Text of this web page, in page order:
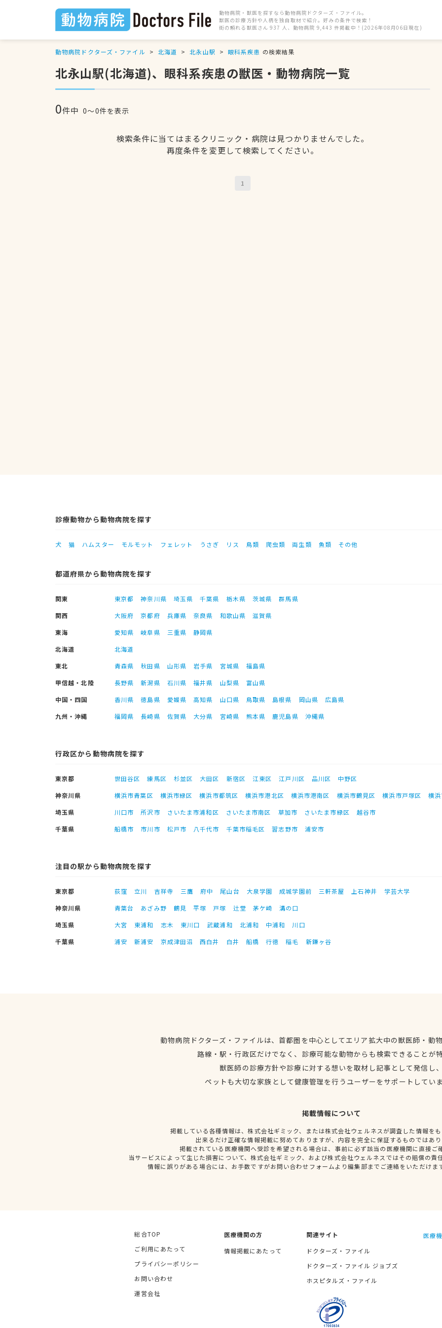
動物病院・獣医を探すなら動物病院ドクターズ・ファイル。
獣医の診療方針や人柄を独自取材で紹介。好みの条件で検索！
街の頼れる獣医さん 937 人、動物病院 9,443 件掲載中！(2026年08月06日現在)
動物病院ドクターズ・ファイル 北海道 北永山駅 眼科系疾患 の検索結果
北永山駅(北海道)、眼科系疾患の獣医・動物病院一覧
0件中 0〜0件を表示
検索条件に当てはまるクリニック・病院は見つかりませんでした。
再度条件を変更して検索してください。
1
診療動物から動物病院を探す
犬 猫 ハムスター モルモット フェレット うさぎ リス 鳥類 爬虫類 両生類 魚類 その他
都道府県から動物病院を探す
関東 東京都 神奈川県 埼玉県 千葉県 栃木県 茨城県
群馬県
関西
大阪府 京都府 兵庫県 奈良県 和歌山県
滋賀県
東海
愛知県 岐阜県 三重県
静岡県
北海道
北海道
東北
青森県 秋田県 山形県 岩手県 宮城県
福島県
甲信越・北陸
長野県 新潟県 石川県 福井県 山梨県
富山県
中国・四国
香川県 徳島県 愛媛県 高知県 山口県 鳥取県 島根県 岡山県
広島県
九州・沖縄
福岡県 長崎県 佐賀県 大分県 宮崎県 熊本県 鹿児島県 沖縄県
行政区から動物病院を探す
東京都 世田谷区 練馬区 杉並区 大田区 新宿区 江東区 江戸川区 品川区
中野区
神奈川県
横浜市青葉区 横浜市緑区 横浜市都筑区 横浜市港北区 横浜市港南区 横浜市鶴見区 横浜市戸塚区
横
埼玉県
川口市 所沢市 さいたま市浦和区 さいたま市南区 草加市 さいたま市緑区
越谷市
千葉県
船橋市 市川市 松戸市 八千代市 千葉市稲毛区 習志野市 浦安市
注目の駅から動物病院を探す
東京都 荻窪 立川 吉祥寺 三鷹 府中 尾山台 大泉学園 成城学園前 三軒茶屋 上石神井
学芸大学
神奈川県
青葉台 あざみ野 鶴見 平塚 戸塚 辻堂 茅ケ崎
溝の口
埼玉県
大宮 東浦和 志木 東川口 武蔵浦和 北浦和 中浦和
川口
千葉県
浦安 新浦安 京成津田沼 西白井 白井 船橋 行徳 稲毛 新鎌ヶ谷
動物病院ドクターズ・ファイルは、首都圏を中心としてエリア拡大中の獣医師・動
路線・駅・行政区だけでなく、診療可能な動物からも検索できることが
獣医師の診療方針や診療に対する想いを取材し記事として発信し
ペットも大切な家族として健康管理を行うユーザーをサポートしてい
掲載情報について
掲載している各種情報は、株式会社ギミック、または株式会社ウェルネスが調査した情報を
出来るだけ正確な情報掲載に努めておりますが、内容を完全に保証するものではあ
掲載されている医療機関へ受診を希望される場合は、事前に必ず該当の医療機関に直接ご
当サービスによって生じた損害について、株式会社ギミック、および株式会社ウェルネスではその賠償の責
情報に誤りがある場合には、お手数ですがお問い合わせフォームより編集部までご連絡をいただけま
総合TOP
ご利用にあたって
プライバシーポリシー
お問い合わせ
運営会社
医療機関の方
情報掲載にあたって
関連サイト
ドクターズ・ファイル
ドクターズ・ファイル ジョブズ
ホスピタルズ・ファイル
医療